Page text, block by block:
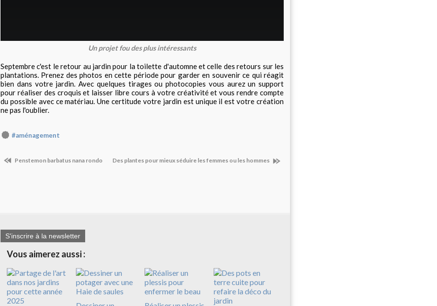
Un projet fou des plus intéressants
Septembre c'est le retour au jardin pour la toilette d'automne et celle des retours sur les
plantations. Prenez des photos en cette période pour garder en souvenir ce qui réagit
bien dans votre jardin. Avec quelques tirages ou photocopies vous aurez un support
pour réaliser des croquis et laisser libre cours à votre créativité et vous rendre compte
du possible avec ce matériau. Une certitude votre jardin est unique il est votre création
ne pas l'oublier.
#aménagement
Penstemon barbatus nana rondo Des plantes pour mieux séduire les femmes ou les hommes
S'inscrire à la newsletter
Vous aimerez aussi :